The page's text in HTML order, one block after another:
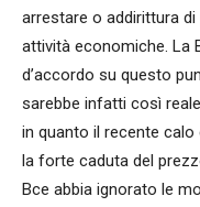
arrestare o addirittura
attività economiche. La
d’accordo su questo
sarebbe infatti così
in quanto il recente calo
la forte caduta del
Bce abbia ignorato le